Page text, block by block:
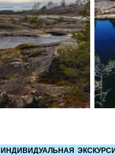
ИНДИВИДУАЛЬНАЯ